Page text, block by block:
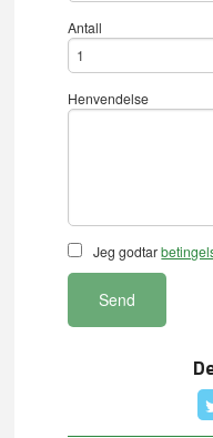
Antall
Henvendelse
Jeg godtar
Send